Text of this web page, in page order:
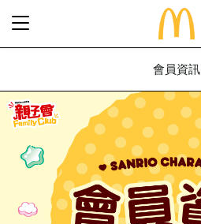
食得滋味
完整菜單
期間限定
食品知多點
早餐「滋」多點
生日派對
關於麥當勞
歷史
餐廳設計
常見問題
會員資訊